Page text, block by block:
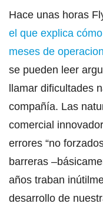
Hace unas horas
el que explica
meses de
se pueden leer
llamar dificultades
compañía. Las
comercial
errores “no
barreras
años traban
desarrollo de